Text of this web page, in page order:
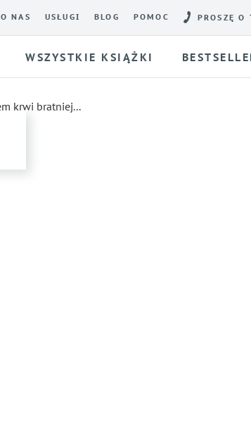
O NAS USŁUGI BLOG POMOC PROSZĘ O
WSZYSTKIE KSIĄŻKI